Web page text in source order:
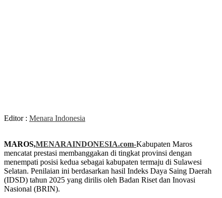
Editor : Menara Indonesia
MAROS,MENARAINDONESIA.com-Kabupaten Maros
mencatat prestasi membanggakan di tingkat provinsi dengan
menempati posisi kedua sebagai kabupaten termaju di Sulawesi
Selatan. Penilaian ini berdasarkan hasil Indeks Daya Saing Daerah
(IDSD) tahun 2025 yang dirilis oleh Badan Riset dan Inovasi
Nasional (BRIN).